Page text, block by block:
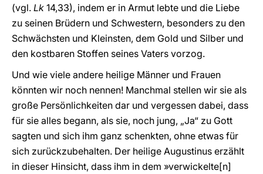
(vgl. Lk 14,33), indem er in Armut lebte und die Liebe
zu seinen Brüdern und Schwestern, besonders zu den
Schwächsten und Kleinsten, dem Gold und Silber und
den kostbaren Stoffen seines Vaters vorzog.
Und wie viele andere heilige Männer und Frauen
könnten wir noch nennen! Manchmal stellen wir sie als
große Persönlichkeiten dar und vergessen dabei, dass
für sie alles begann, als sie, noch jung, „Ja“ zu Gott
sagten und sich ihm ganz schenkten, ohne etwas für
sich zurückzubehalten. Der heilige Augustinus erzählt
in dieser Hinsicht, dass ihm in dem »verwickelte[n]